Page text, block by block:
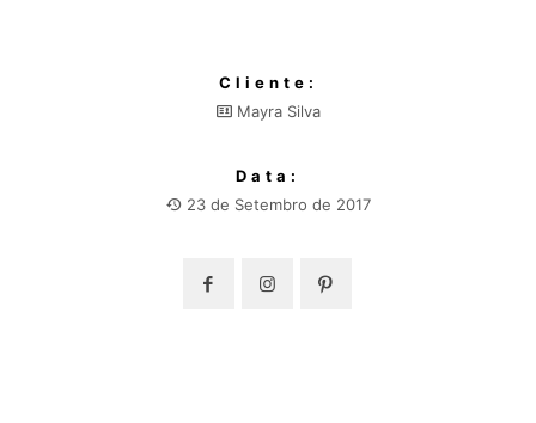
Cliente:
Mayra Silva
Data:
23 de Setembro de 2017